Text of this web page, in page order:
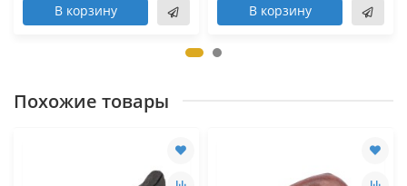
В корзину В корзину
Похожие товары